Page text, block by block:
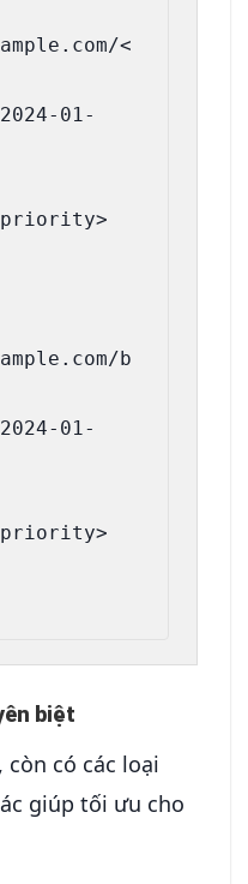
<
b
biệt
còn có các loại
giúp tối ưu cho